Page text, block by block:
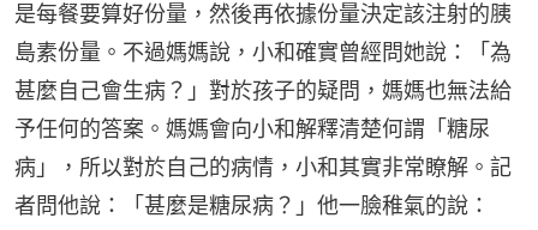
是每餐要算好份量，然後再依據份量決定該注射的胰
島素份量。不過媽媽說，小和確實曾經問她說：「為
甚麼自己會生病？」對於孩子的疑問，媽媽也無法給
予任何的答案。媽媽會向小和解釋清楚何謂「糖尿
病」，所以對於自己的病情，小和其實非常瞭解。記
者問他說：「甚麼是糖尿病？」他一臉稚氣的說：